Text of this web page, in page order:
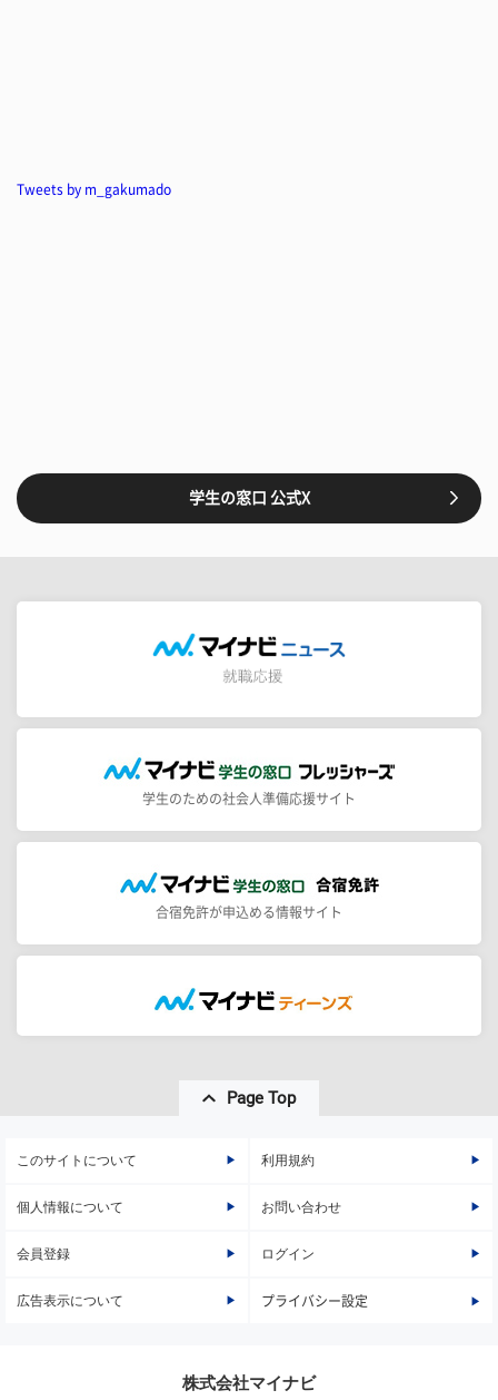
Tweets by m_gakumado
学生の窓口 公式X
学生のための社会人準備応援サイト
合宿免許が申込める情報サイト
Page Top
このサイトについて 利用規約
個人情報について お問い合わせ
会員登録 ログイン
広告表示について プライバシー設定
株式会社マイナビ